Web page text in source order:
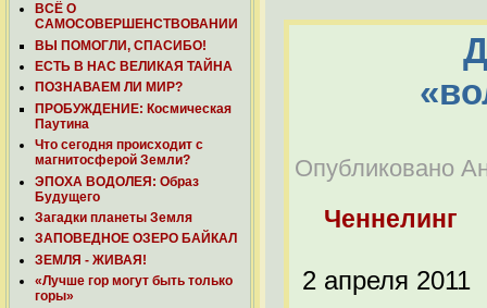
ВСЁ О
САМОСОВЕРШЕНСТВОВАНИИ
ВЫ ПОМОГЛИ, СПАСИБО!
ЕСТЬ В НАС ВЕЛИКАЯ ТАЙНА
ПОЗНАВАЕМ ЛИ МИР?
ПРОБУЖДЕНИЕ: Космическая
Паутина
Что сегодня происходит с
магнитосферой Земли?
ЭПОХА ВОДОЛЕЯ: Образ
Будущего
Загадки планеты Земля
ЗАПОВЕДНОЕ ОЗЕРО БАЙКАЛ
ЗЕМЛЯ - ЖИВАЯ!
«Лучше гор могут быть только
горы»
Опубликовано
Ченнелинг
2 апреля 2011